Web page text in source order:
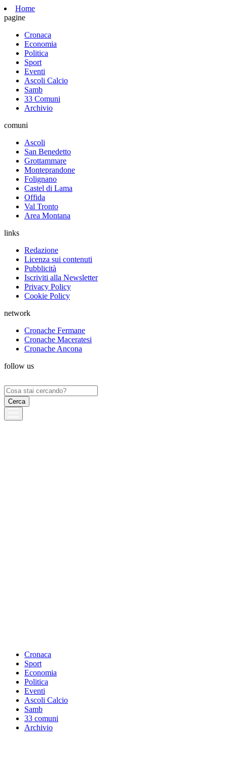
Home
pagine
Cronaca
Economia
Politica
Sport
Eventi
Ascoli Calcio
Samb
33 Comuni
Archivio
comuni
Ascoli
San Benedetto
Grottammare
Monteprandone
Folignano
Castel di Lama
Offida
Val Tronto
Area Montana
links
Redazione
Licenza sui contenuti
Pubblicità
Iscriviti alla Newsletter
Privacy Policy
Cookie Policy
network
Cronache Fermane
Cronache Maceratesi
Cronache Ancona
follow us
Ricerca
per:
Cronaca
Sport
Economia
Politica
Eventi
Ascoli Calcio
Samb
33 comuni
Archivio